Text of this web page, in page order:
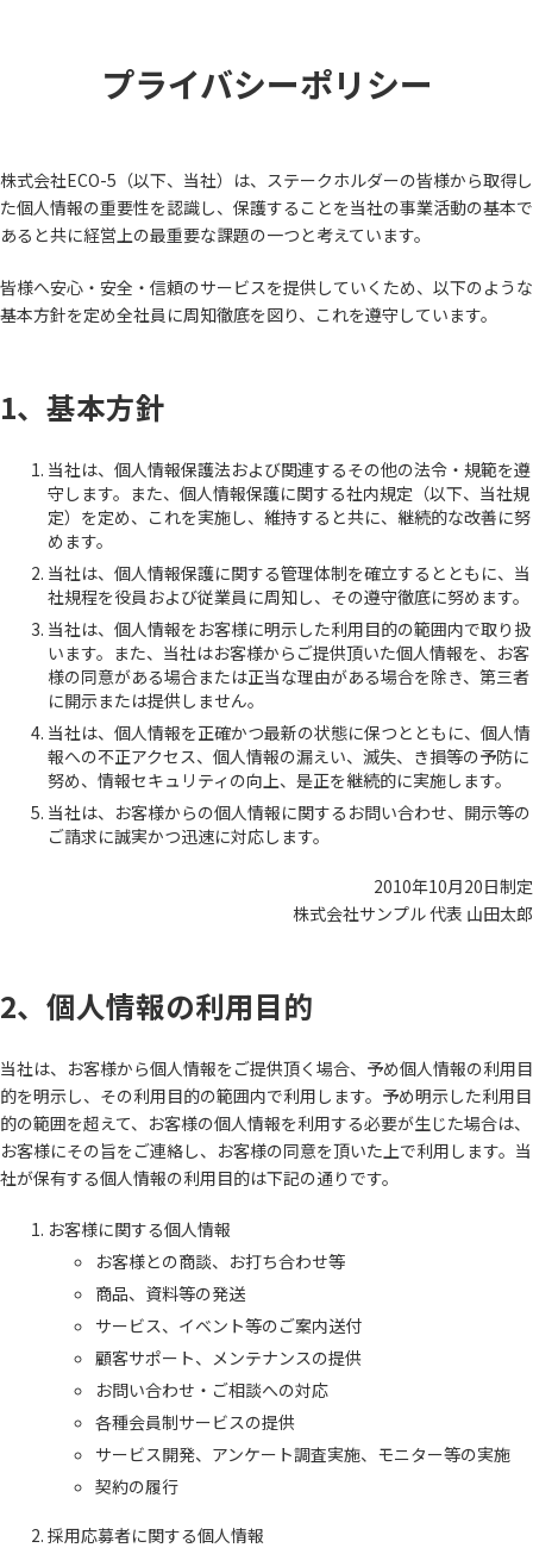
キ
ッ
プ
に
移
動
プライバシーポリシー
株式会社ECO-5（以下、当社）は、ステークホルダーの皆様から取得し
た個人情報の重要性を認識し、保護することを当社の事業活動の基本で
あると共に経営上の最重要な課題の一つと考えています。
皆様へ安心・安全・信頼のサービスを提供していくため、以下のような
基本方針を定め全社員に周知徹底を図り、これを遵守しています。
1、基本方針
当社は、個人情報保護法および関連するその他の法令・規範を遵
守します。また、個人情報保護に関する社内規定（以下、当社規
定）を定め、これを実施し、維持すると共に、継続的な改善に努
めます。
当社は、個人情報保護に関する管理体制を確立するとともに、当
社規程を役員および従業員に周知し、その遵守徹底に努めます。
当社は、個人情報をお客様に明示した利用目的の範囲内で取り扱
います。また、当社はお客様からご提供頂いた個人情報を、お客
様の同意がある場合または正当な理由がある場合を除き、第三者
に開示または提供しません。
当社は、個人情報を正確かつ最新の状態に保つとともに、個人情
報への不正アクセス、個人情報の漏えい、滅失、き損等の予防に
努め、情報セキュリティの向上、是正を継続的に実施します。
当社は、お客様からの個人情報に関するお問い合わせ、開示等の
ご請求に誠実かつ迅速に対応します。
2010年10月20日制定
株式会社サンプル 代表 山田太郎
2、個人情報の利用目的
当社は、お客様から個人情報をご提供頂く場合、予め個人情報の利用目
的を明示し、その利用目的の範囲内で利用します。予め明示した利用目
的の範囲を超えて、お客様の個人情報を利用する必要が生じた場合は、
お客様にその旨をご連絡し、お客様の同意を頂いた上で利用します。当
社が保有する個人情報の利用目的は下記の通りです。
お客様に関する個人情報
お客様との商談、お打ち合わせ等
商品、資料等の発送
サービス、イベント等のご案内送付
顧客サポート、メンテナンスの提供
お問い合わせ・ご相談への対応
各種会員制サービスの提供
サービス開発、アンケート調査実施、モニター等の実施
契約の履行
採用応募者に関する個人情報